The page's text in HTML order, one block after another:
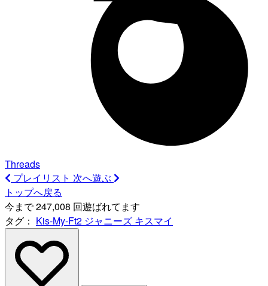
Threads
プレイリスト 次へ遊ぶ
トップへ戻る
今まで 247,008 回遊ばれてます
タグ： Kis-My-Ft2 ジャニーズ キスマイ